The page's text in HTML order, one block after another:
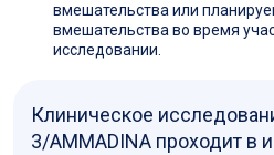
вмешательства или
вмешательства во время
исследовании.
Клиническое
3/AMMADINA проходит в